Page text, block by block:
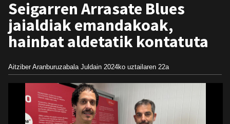
Seigarren Arrasate Blues
jaialdiak emandakoak,
hainbat aldetatik kontatuta
Aitziber Aranburuzabala Juldain 2024ko uztailaren 22a